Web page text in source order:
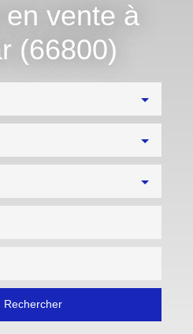
vente à
(66800)
Rechercher